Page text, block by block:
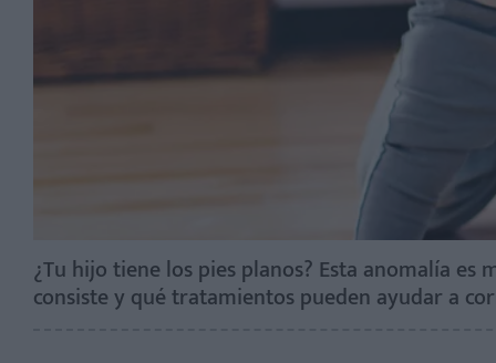
¿Tu hijo tiene los pies planos? Esta anomalía es
consiste y qué tratamientos pueden ayudar a